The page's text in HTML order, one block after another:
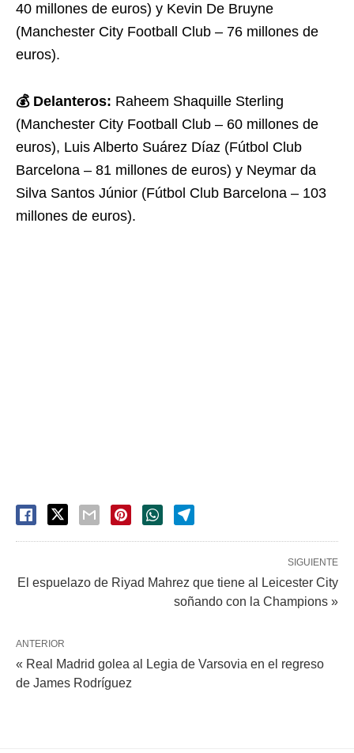
40 millones de euros) y Kevin De Bruyne
(Manchester City Football Club – 76 millones de
euros).
💰 Delanteros: Raheem Shaquille Sterling
(Manchester City Football Club – 60 millones de
euros), Luis Alberto Suárez Díaz (Fútbol Club
Barcelona – 81 millones de euros) y Neymar da
Silva Santos Júnior (Fútbol Club Barcelona – 103
millones de euros).
SIGUIENTE
El espuelazo de Riyad Mahrez que tiene al Leicester City
soñando con la Champions »
ANTERIOR
« Real Madrid golea al Legia de Varsovia en el regreso
de James Rodríguez